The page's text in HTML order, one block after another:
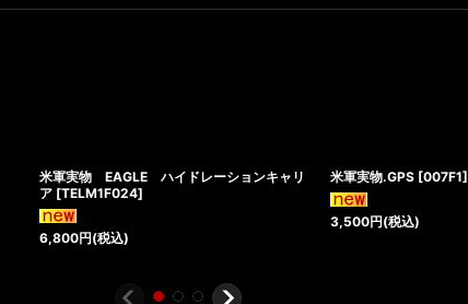
米軍実物 EAGLE ハイドレーションキャリ
ア [TELM1F024]
6,800円(税込)
米軍実物.GPS [007F1]
3,500円(税込)